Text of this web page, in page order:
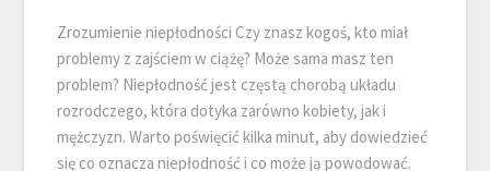
Zrozumienie niepłodności Czy znasz kogoś, kto miał
problemy z zajściem w ciążę? Może sama masz ten
problem? Niepłodność jest częstą chorobą układu
rozrodczego, która dotyka zarówno kobiety, jak i
mężczyzn. Warto poświęcić kilka minut, aby dowiedzieć
się co oznacza niepłodność i co może ją powodować.